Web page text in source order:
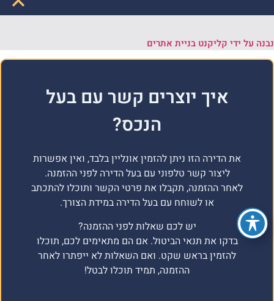
נבנה על ידי קליקנט בניית אתרים
איך יוצרים קשר עם בעל
הנכס?
את הדירה הזו ניתן להזמין אונליין בלבד, ואין אפשרות
ליצור קשר טלפוני עם בעל הדירה לפני ההזמנה.
לאחר ההזמנה, תקבלו את פרטי הקשר ותוכלו להתכתב
או לשוחח עם בעל הדירה במידת הצורך.
יש לכם שאלות לפני ההזמנה?
בדקו את תנאי הביטול. אם הם מתאימים לכם, תוכלו
להזמין בראש שקט. ואם השאלות לא ייפתרו לאחר
ההזמנה, תמיד תוכלו לבטל!